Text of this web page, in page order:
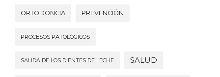
ORTODONCIA PREVENCIÓN
PROCESOS PATOLÓGICOS
SALIDA DE LOS DIENTES DE LECHE SALUD